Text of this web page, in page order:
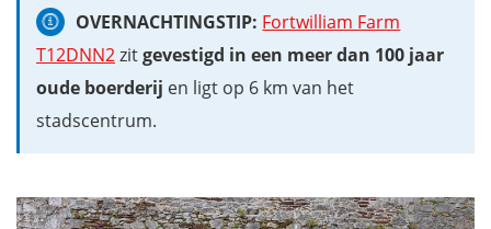
OVERNACHTINGSTIP: Fortwilliam Farm
T12DNN2zitgevestigd in een meer dan 100 jaar
oude boerderij en ligt op 6 km van het
stadscentrum.